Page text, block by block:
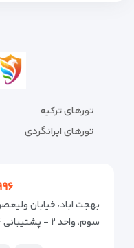
تورهای ترکیه
تورهای ایرانگردی
سوم، واحد ۲ - پشتیبانی ۲۴ ساعته ۰۹۳۳۲۸۰۰۵۰۲